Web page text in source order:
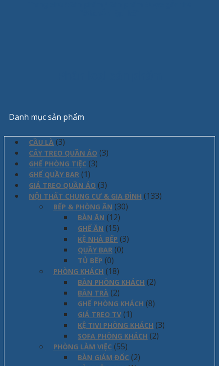
Danh mục sản phẩm
CẦU LÀ (3)
CÂY TREO QUẦN ÁO (3)
GHẾ PHÒNG TIỆC (3)
GHẾ QUẦY BAR (1)
GIÁ TREO QUẦN ÁO (3)
NỘI THẤT CHUNG CƯ & GIA ĐÌNH (133)
BẾP & PHÒNG ĂN (30)
BÀN ĂN (12)
GHẾ ĂN (15)
KỆ NHÀ BẾP (3)
QUẦY BAR (0)
TỦ BẾP (0)
PHÒNG KHÁCH (18)
BÀN PHÒNG KHÁCH (2)
BÀN TRÀ (2)
GHẾ PHÒNG KHÁCH (8)
GIÁ TREO TV (1)
KỆ TIVI PHÒNG KHÁCH (3)
SOFA PHÒNG KHÁCH (2)
PHÒNG LÀM VIỆC (55)
BÀN GIÁM ĐỐC (2)